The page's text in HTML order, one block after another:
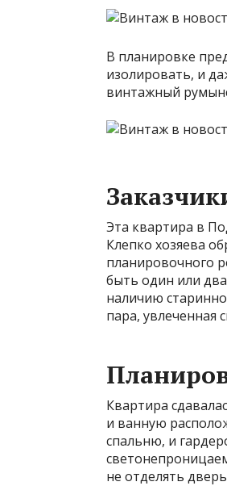
В планировке
изолировать, и
винтажный
Эта квартира в
Клепко хозяева
планировочного
быть один или
наличию
пара, увлеченная
Квартира
и ванную
спальню, и
не отделять